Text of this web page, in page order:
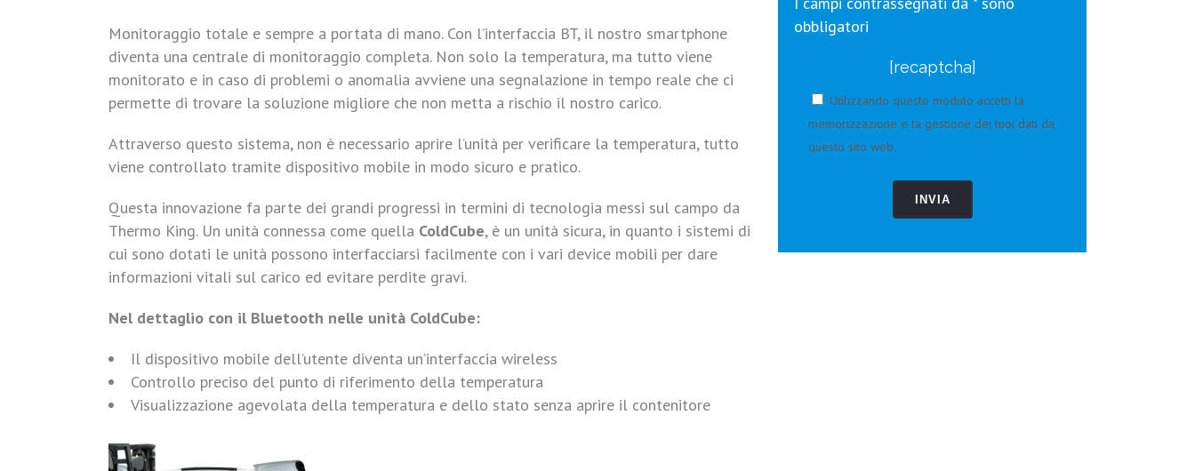
Monitoraggio totale e sempre a portata di mano. Con l’interfaccia BT, il nostro smartphone
diventa una centrale di monitoraggio completa. Non solo la temperatura, ma tutto viene
monitorato e in caso di problemi o anomalia avviene una segnalazione in tempo reale che ci
permette di trovare la soluzione migliore che non metta a rischio il nostro carico.
Attraverso questo sistema, non è necessario aprire l’unità per verificare la temperatura, tutto
viene controllato tramite dispositivo mobile in modo sicuro e pratico.
Questa innovazione fa parte dei grandi progressi in termini di tecnologia messi sul campo da
Thermo King. Un unità connessa come quella ColdCube, è un unità sicura, in quanto i sistemi di
cui sono dotati le unità possono interfacciarsi facilmente con i vari device mobili per dare
informazioni vitali sul carico ed evitare perdite gravi.
Nel dettaglio con il Bluetooth nelle unità ColdCube:
Il dispositivo mobile dell’utente diventa un’interfaccia wireless
Controllo preciso del punto di riferimento della temperatura
Visualizzazione agevolata della temperatura e dello stato senza aprire il contenitore
obbligatori
[recaptcha]
Utilizzando questo modulo accetti la
memorizzazione e la gestione dei tuoi dati da
questo sito web.